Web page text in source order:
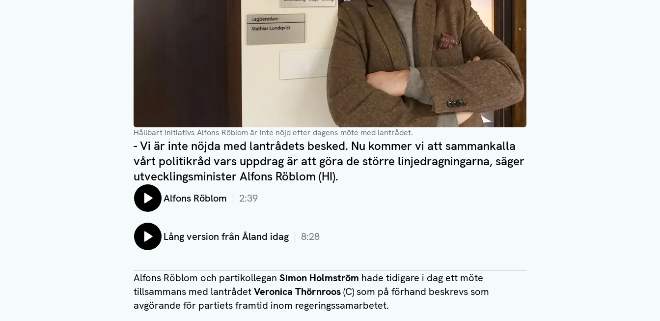
Hållbart initiativs Alfons Röblom är inte nöjd efter dagens möte med lantrådet.
- Vi är inte nöjda med lantrådets besked. Nu kommer vi att sammankalla
vårt politikråd vars uppdrag är att göra de större linjedragningarna, säger
utvecklingsminister Alfons Röblom (HI).
Lyssna på:
Alfons Röblom 2:39
Lyssna på:
Lång version från Åland idag 8:28
Alfons Röblom och partikollegan Simon Holmström hade tidigare i dag ett möte
tillsammans med lantrådetVeronica Thörnroos(C) som på förhand beskrevs som
avgörande för partiets framtid inom regeringssamarbetet.